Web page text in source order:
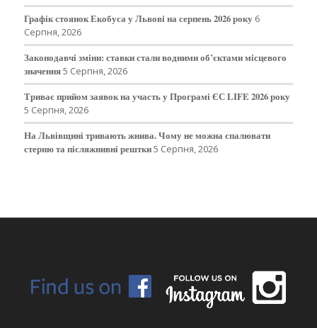
Графік стоянок Екобуса у Львові на серпень 2026 року 6
Серпня, 2026
Законодавчі зміни: ставки стали водними об’єктами місцевого
значення5 Серпня, 2026
Триває прийом заявок на участь у Програмі ЄС LIFE 2026 року
5 Серпня, 2026
На Львівщині тривають жнива. Чому не можна спалювати
стерню та післяжнивні рештки5 Серпня, 2026